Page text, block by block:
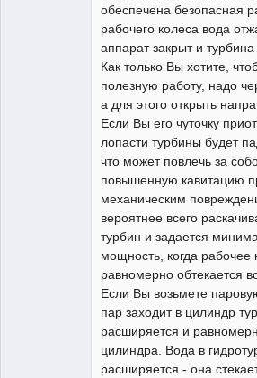
обеспечена безопасная
рабочего колеса вода
аппарат закрыт и
Как только Вы хотите,
полезную работу, надо
а для этого открыть
Если Вы его чуточку
лопасти турбины будет
что может повлечь за
повышенную кавитацию
механическим
вероятнее всего
турбин и задается
мощность, когда рабочее
равномерно обтекается
Если Вы возьмете
пар заходит в цилиндр
расширяется и
цилиндра. Вода в
расширяется - она